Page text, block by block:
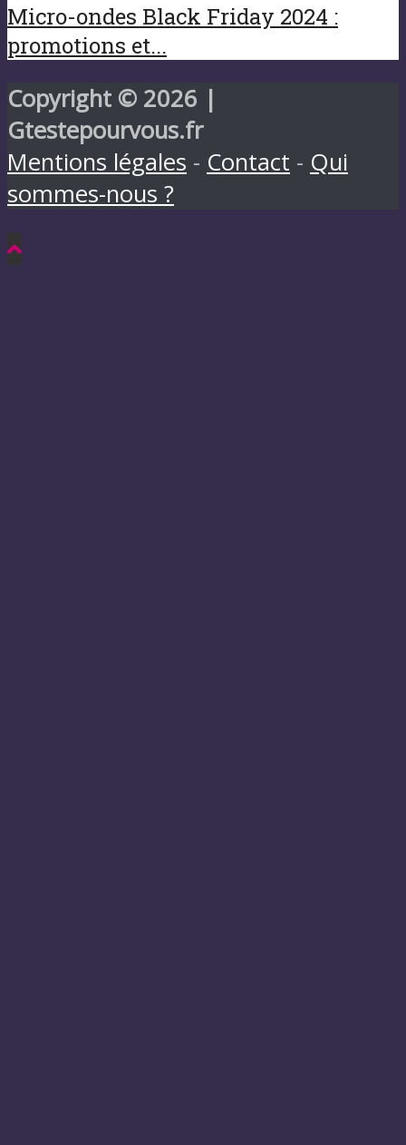
Micro-ondes Black Friday 2024 :
promotions et...
Copyright © 2026 |
Gtestepourvous.fr
Mentions légales - Contact - Qui
sommes-nous ?